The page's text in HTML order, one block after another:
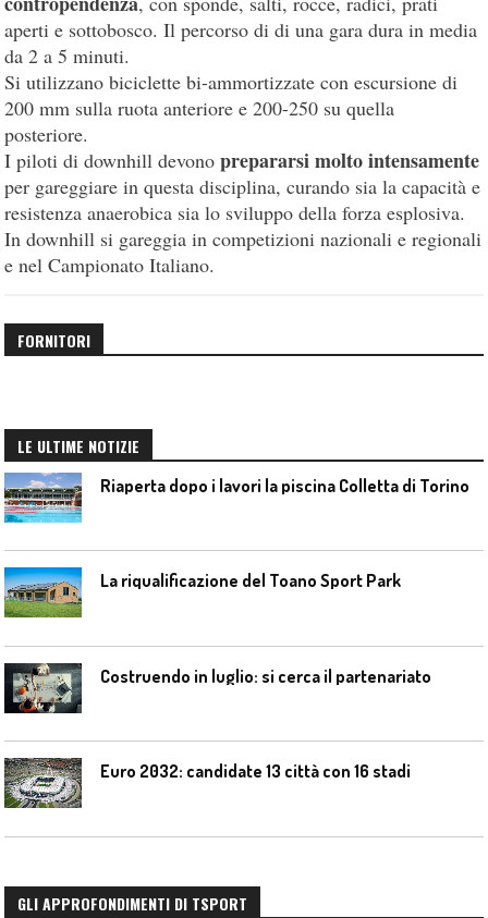
aperti e sottobosco. Il percorso di di una gara dura in media
da 2 a 5 minuti.
Si utilizzano biciclette bi-ammortizzate con escursione di
200 mm sulla ruota anteriore e 200-250 su quella
posteriore.
I piloti di downhill devonoprepararsi molto intensamente
per gareggiare in questa disciplina, curando sia la capacità e
resistenza anaerobica sia lo sviluppo della forza esplosiva.
In downhill si gareggia in competizioni nazionali e regionali
e nel Campionato Italiano.
FORNITORI
LE ULTIME NOTIZIE
Riaperta dopo i lavori la piscina Colletta di Torino
La riqualificazione del Toano Sport Park
Costruendo in luglio: si cerca il partenariato
Euro 2032: candidate 13 città con 16 stadi
GLI APPROFONDIMENTI DI TSPORT